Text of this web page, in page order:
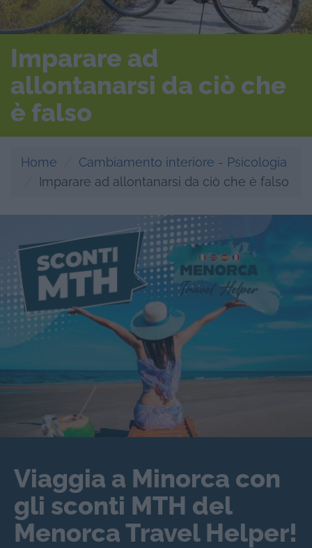
Imparare ad
allontanarsi da ciò che
è falso
Home
Cambiamento interiore - Psicologia
Imparare ad allontanarsi da ciò che è falso
Viaggia a Minorca con
gli sconti MTH del
Menorca Travel Helper!